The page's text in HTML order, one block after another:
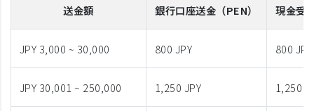
送金額 銀行口座送金 （PEN） 現金受
JPY 3,000 ~ 30,000 800 JPY 800 JPY
JPY 30,001 ~ 250,000 1,250 JPY 1,250